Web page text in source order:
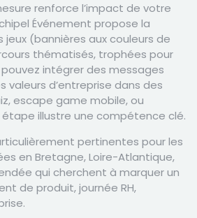
renforce l’impact de votre
Événement propose la
(bannières aux couleurs de
thématisés, trophées pour
intégrer des messages
valeurs d’entreprise dans des
escape game mobile, ou
illustre une compétence clé.
pertinentes pour les
en Bretagne, Loire-Atlantique,
qui cherchent à marquer un
de produit, journée RH,